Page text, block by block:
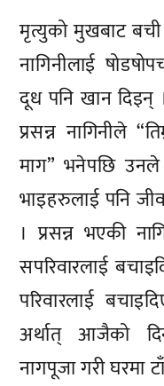
मृत्युको मुखबाट
नागिनीलाई
दूध पनि खान दिइन्
प्रसन्न नागिनीले
माग” भनेपछि उनले
भाइहरुलाई पनि
। प्रसन्न भएकी
सपरिवारलाई
परिवारलाई
अर्थात् आजैको
नागपूजा गरी घरमा